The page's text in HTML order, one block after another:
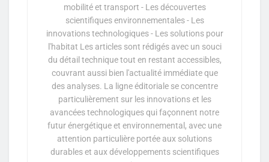
mobilité et transport - Les découvertes
scientifiques environnementales - Les
innovations technologiques - Les solutions pour
l'habitat Les articles sont rédigés avec un souci
du détail technique tout en restant accessibles,
couvrant aussi bien l'actualité immédiate que
des analyses. La ligne éditoriale se concentre
particulièrement sur les innovations et les
avancées technologiques qui façonnent notre
futur énergétique et environnemental, avec une
attention particulière portée aux solutions
durables et aux développements scientifiques